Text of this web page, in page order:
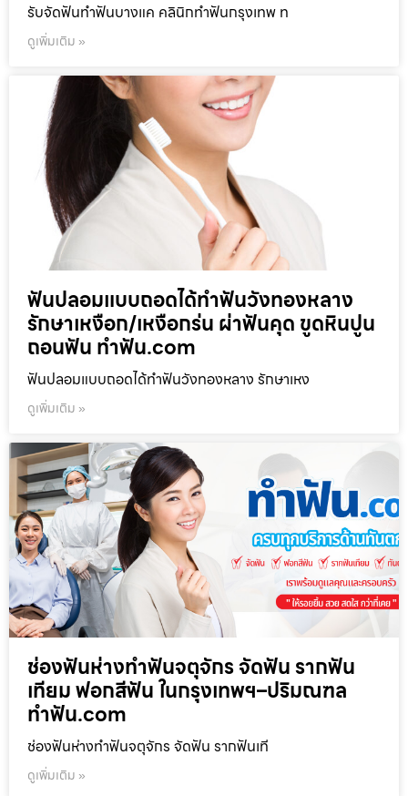
รับจัดฟันทำฟันบางแค คลินิกทำฟันกรุงเทพ ท
ดูเพิ่มเติม »
ฟันปลอมแบบถอดได้ทำฟันวังทองหลาง
รักษาเหงือก/เหงือกร่น ผ่าฟันคุด ขูดหินปูน
ถอนฟัน ทำฟัน.com
ฟันปลอมแบบถอดได้ทำฟันวังทองหลาง รักษาเหง
ดูเพิ่มเติม »
ช่องฟันห่างทำฟันจตุจักร จัดฟัน รากฟัน
เทียม ฟอกสีฟัน ในกรุงเทพฯ–ปริมณฑล
ทำฟัน.com
ช่องฟันห่างทำฟันจตุจักร จัดฟัน รากฟันเที
ดูเพิ่มเติม »